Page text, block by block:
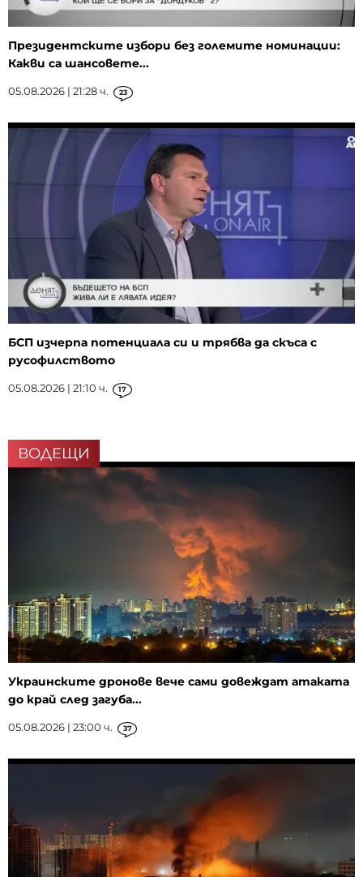
Президентските избори без големите номинации:
Какви са шансовете...
05.08.2026 | 21:28 ч. 23
БСП изчерпа потенциала си и трябва да скъса с
русофилството
05.08.2026 | 21:10 ч. 17
ВОДЕЩИ
Украинските дронове вече сами довеждат атаката
до край след загуба...
05.08.2026 | 23:00 ч. 37